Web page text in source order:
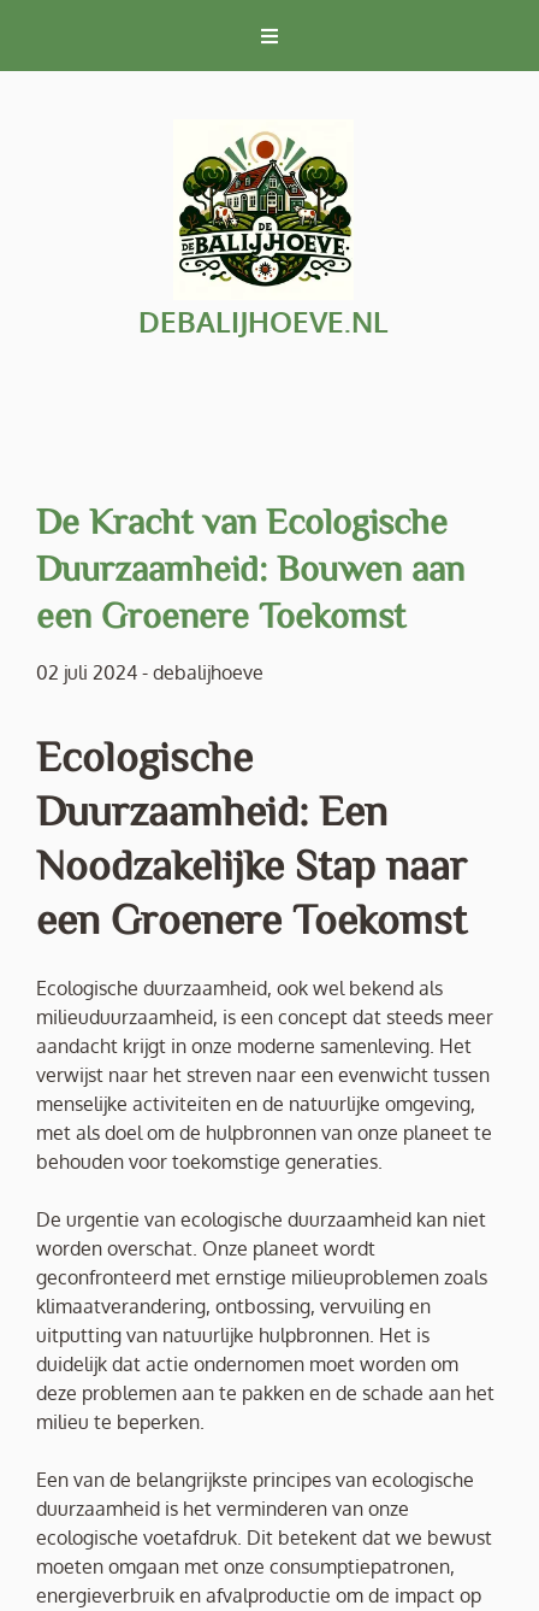
inhoud
DEBALIJHOEVE.NL
De Kracht van Ecologische
Duurzaamheid: Bouwen aan
een Groenere Toekomst
02 juli 2024 - debalijhoeve
Ecologische
Duurzaamheid: Een
Noodzakelijke Stap naar
een Groenere Toekomst
Ecologische duurzaamheid, ook wel bekend als
milieuduurzaamheid, is een concept dat steeds meer
aandacht krijgt in onze moderne samenleving. Het
verwijst naar het streven naar een evenwicht tussen
menselijke activiteiten en de natuurlijke omgeving,
met als doel om de hulpbronnen van onze planeet te
behouden voor toekomstige generaties.
De urgentie van ecologische duurzaamheid kan niet
worden overschat. Onze planeet wordt
geconfronteerd met ernstige milieuproblemen zoals
klimaatverandering, ontbossing, vervuiling en
uitputting van natuurlijke hulpbronnen. Het is
duidelijk dat actie ondernomen moet worden om
deze problemen aan te pakken en de schade aan het
milieu te beperken.
Een van de belangrijkste principes van ecologische
duurzaamheid is het verminderen van onze
ecologische voetafdruk. Dit betekent dat we bewust
moeten omgaan met onze consumptiepatronen,
energieverbruik en afvalproductie om de impact op